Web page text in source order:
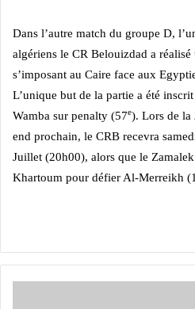
Dans l’autre match du groupe D,
algériens le CR Belouizdad a
s’imposant au Caire face aux
L’unique but de la partie a été
Wamba sur penalty (57e). Lors de la
end prochain, le CRB recevra
Juillet (20h00), alors que le
Khartoum pour défier Al-Merreikh